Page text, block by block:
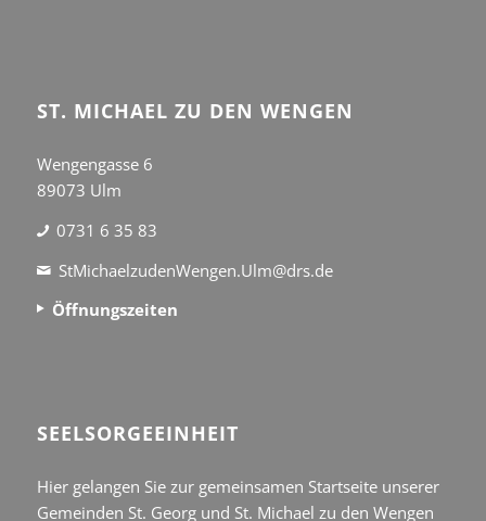
ST. MICHAEL ZU DEN WENGEN
Wengengasse 6
89073 Ulm
0731 6 35 83
StMichaelzudenWengen.Ulm@drs.de
Öffnungszeiten
SEEL­SORGE­EINHEIT
Hier gelangen Sie zur gemeinsamen Startseite unserer
Gemeinden St. Georg und St. Michael zu den Wengen